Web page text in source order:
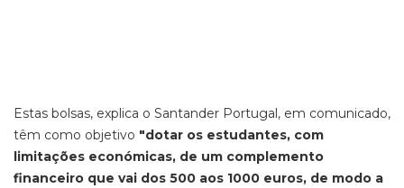
Estas bolsas, explica o Santander Portugal, em comunicado,
têm como objetivo "dotar os estudantes, com
limitações económicas, de um complemento
financeiro que vai dos 500 aos 1000 euros, de modo a